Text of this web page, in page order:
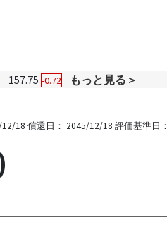
157.75 -0.72
もっと見る＞
18 償還日： 2045/12/18 評価基準日：